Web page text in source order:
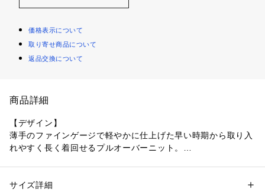
価格表示について
取り寄せ商品について
返品交換について
商品詳細
【デザイン】
薄手のファインゲージで軽やかに仕上げた早い時期から取り入
れやすく長く着回せるプルオーバーニット。
肘が隠れる袖丈が端正さと安心感を両立し、一枚でもきちんと
性別：レディース
サイズ詳細